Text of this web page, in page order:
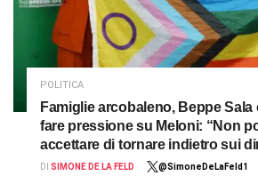
POLITICA
Famiglie arcobaleno, Beppe Sala
fare pressione su Meloni: “Non
accettare di tornare indietro sui
DI SIMONE DE LA FELD @SimoneDeLaFeld1